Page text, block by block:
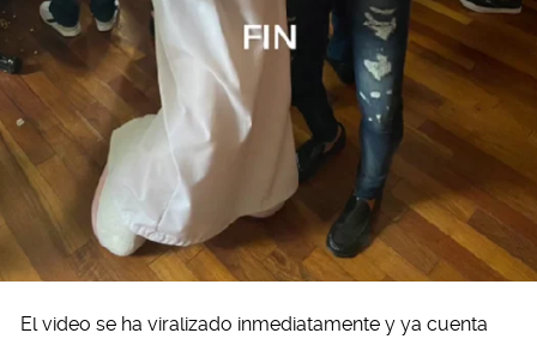
El video se ha viralizado inmediatamente y ya cuenta